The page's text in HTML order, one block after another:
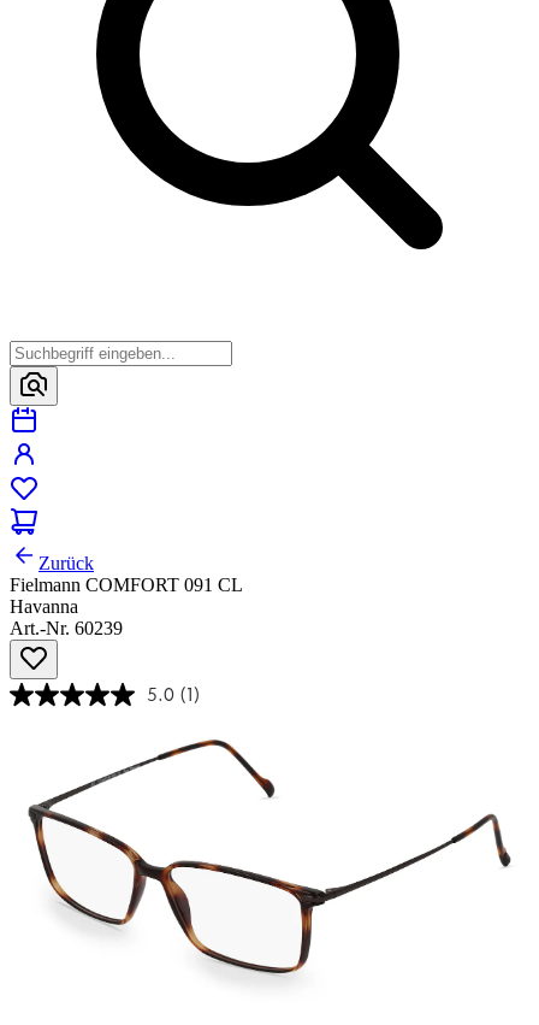
Zurück
Fielmann COMFORT 091 CL
Havanna
Art.-Nr. 60239
5.0 (1)